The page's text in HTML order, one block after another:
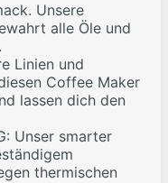
Unsere
alle Öle und
Linien und
Coffee Maker
lassen dich den
Unser smarter
thermischen